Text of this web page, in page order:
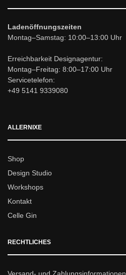
Ladenöffnungszeiten
Montag–Samstag: 10:00–13:00 Uhr
Erreichbarkeit Designagentur:
Montag–Freitag: 8:00–17:00 Uhr
Servicetelefon:
+49 5141 9339080
ALLERNIXE
Shop
Design Studio
Workshops
Kontakt
Celle Gin
RECHTLICHES